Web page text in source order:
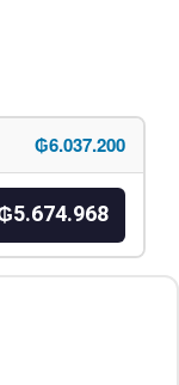
₲6.037.200